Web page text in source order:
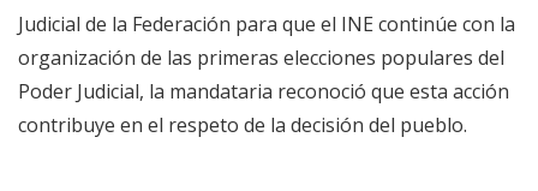
Judicial de la Federación para que el INE continúe con la
organización de las primeras elecciones populares del
Poder Judicial, la mandataria reconoció que esta acción
contribuye en el respeto de la decisión del pueblo.